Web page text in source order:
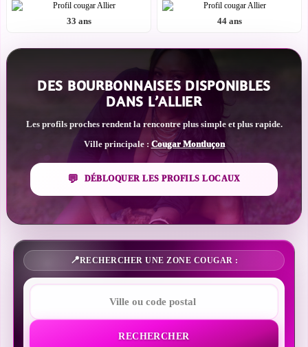
33 ans 44 ans
DES BOURBONNAISES DISPONIBLES
DANS L’ALLIER
Les profils proches rendent la rencontre plus simple et plus rapide.
Ville principale : Cougar Montluçon
DÉBLOQUER LES PROFILS LOCAUX
RECHERCHER UNE ZONE COUGAR :
RECHERCHER